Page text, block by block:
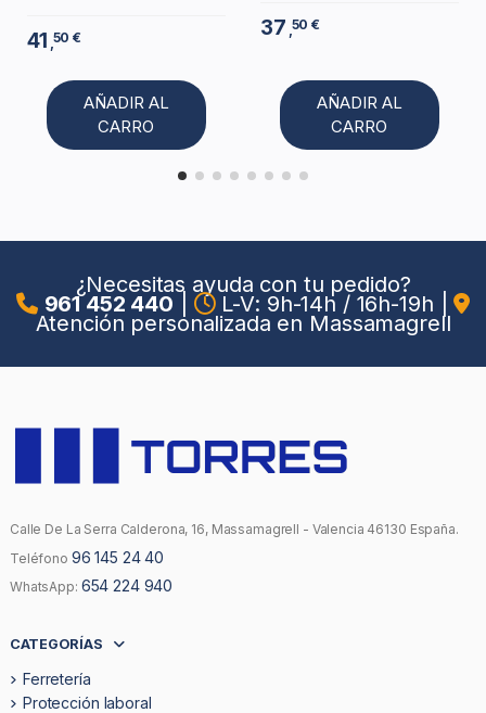
41 ,50 €
AÑADIR AL
CARRO
37 ,50 €
AÑADIR AL
CARRO
¿Necesitas ayuda con tu pedido?
961 452 440 L-V: 9h-14h / 16h-19h
Atención personalizada en Massamagrell
Calle De La Serra Calderona, 16, Massamagrell - Valencia 46130 España.
Teléfono 96 145 24 40
WhatsApp: 654 224 940
CATEGORÍAS
Ferretería
Protección laboral